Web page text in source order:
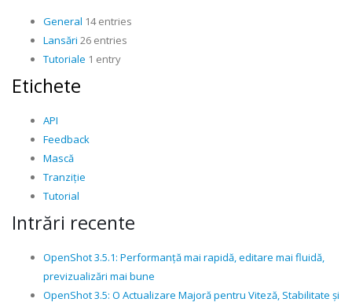
General 14 entries
Lansări 26 entries
Tutoriale 1 entry
Etichete
API
Feedback
Mască
Tranziție
Tutorial
Intrări recente
OpenShot 3.5.1: Performanță mai rapidă, editare mai fluidă,
previzualizări mai bune
OpenShot 3.5: O Actualizare Majoră pentru Viteză, Stabilitate și